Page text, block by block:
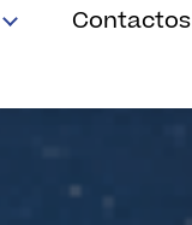
Contactos